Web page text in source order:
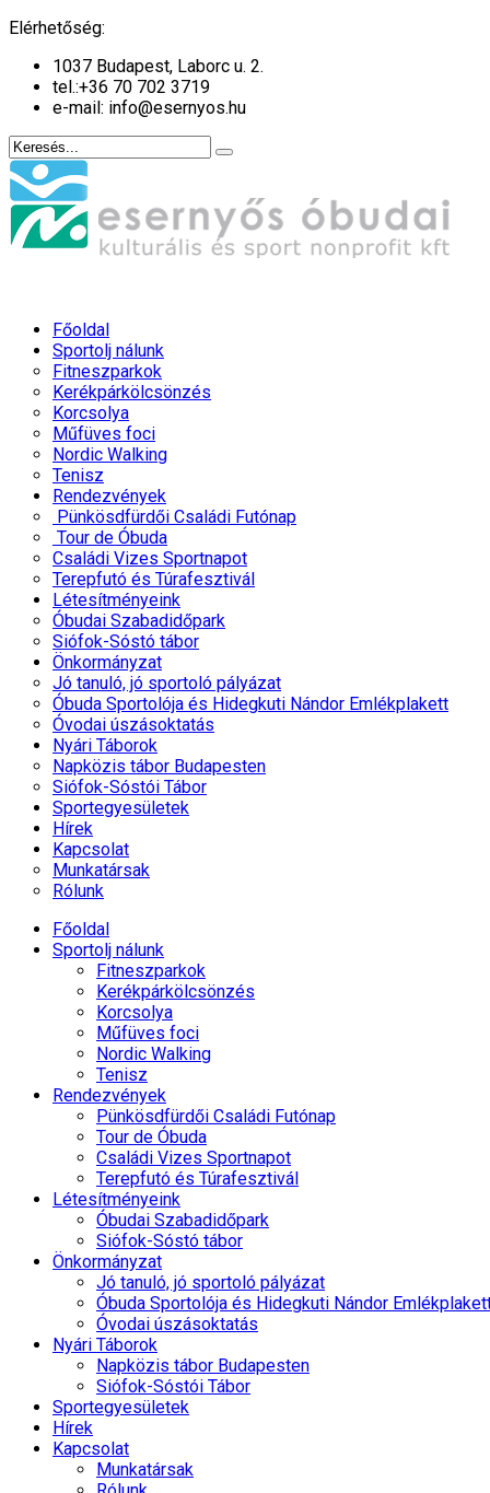
Elérhetőség:
1037 Budapest, Laborc u. 2.
tel.:+36 70 702 3719
e-mail: info@esernyos.hu
Főoldal
Sportolj nálunk
Fitneszparkok
Kerékpárkölcsönzés
Korcsolya
Műfüves foci
Nordic Walking
Tenisz
Rendezvények
Pünkösdfürdői Családi Futónap
Tour de Óbuda
Családi Vizes Sportnapot
Terepfutó és Túrafesztivál
Létesítményeink
Óbudai Szabadidőpark
Siófok-Sóstó tábor
Önkormányzat
Jó tanuló, jó sportoló pályázat
Óbuda Sportolója és Hidegkuti Nándor Emlékplakett
Óvodai úszásoktatás
Nyári Táborok
Napközis tábor Budapesten
Siófok-Sóstói Tábor
Sportegyesületek
Hírek
Kapcsolat
Munkatársak
Rólunk
Főoldal
Sportolj nálunk
Fitneszparkok
Kerékpárkölcsönzés
Korcsolya
Műfüves foci
Nordic Walking
Tenisz
Rendezvények
Pünkösdfürdői Családi Futónap
Tour de Óbuda
Családi Vizes Sportnapot
Terepfutó és Túrafesztivál
Létesítményeink
Óbudai Szabadidőpark
Siófok-Sóstó tábor
Önkormányzat
Jó tanuló, jó sportoló pályázat
Óbuda Sportolója és Hidegkuti Nándor
Óvodai úszásoktatás
Nyári Táborok
Napközis tábor Budapesten
Siófok-Sóstói Tábor
Sportegyesületek
Hírek
Kapcsolat
Munkatársak
év
hónap
év
hónap